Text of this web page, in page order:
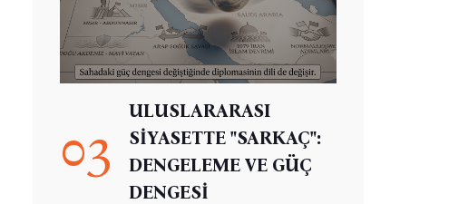
03
ULUSLARARASI
SİYASETTE "SARKAÇ":
DENGELEME VE GÜÇ
DENGESİ